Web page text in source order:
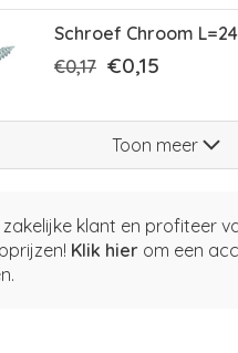
Schroef Chroom
€0,17 €0,15
Toon meer
klant en profiteer
Klik hier om een